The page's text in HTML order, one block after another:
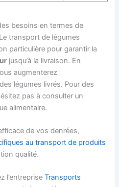
besoins en termes de
transport de légumes
particulière pour garantir la
jusqu’à la livraison. En
augmenterez
légumes livrés. Pour des
pas à consulter un
alimentaire.
de vos denrées,
au transport de produits
qualité.
l’entrepriseTransports